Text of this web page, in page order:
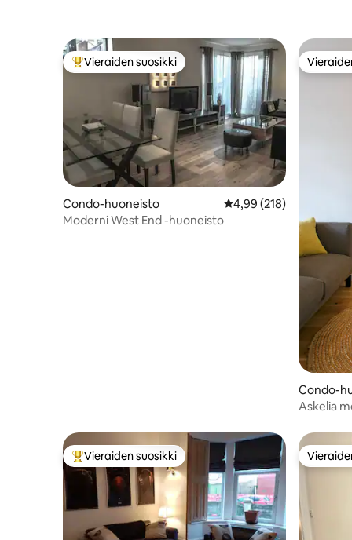
Vieraiden suosikkien parhaimmistoa
Vieraiden suosikki
Condo-huoneisto Keskimääräinen arvio
4,99 (218)
Moderni West End -huoneisto
Condo-
Askelia
Vieraiden suosikkien parhaimmistoa
Vieraiden suosikki